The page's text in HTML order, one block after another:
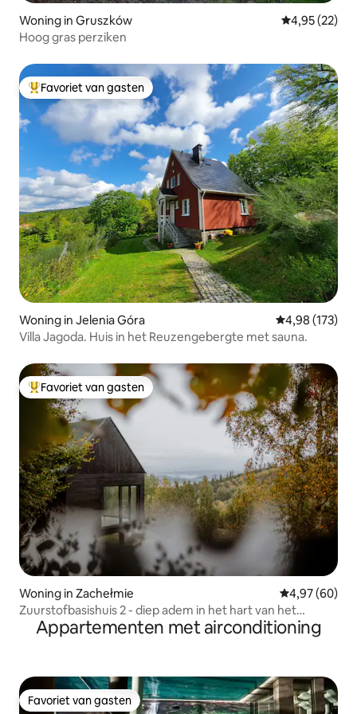
Woning in Gruszków Gemiddelde
4,95 (22)
Hoog gras perziken
Topfavoriet van gasten
Favoriet van gasten
Woning in Jelenia Góra Gemiddelde
4,98 (173)
Villa Jagoda. Huis in het Reuzengebergte met sauna.
Topfavoriet van gasten
Favoriet van gasten
Woning in Zachełmie Gemiddelde
4,97 (60)
Zuurstofbasishuis 2 - diep adem in het hart van het
Reuzengebergte
Appartementen met airconditioning
Favoriet van gasten
Favoriet van gasten